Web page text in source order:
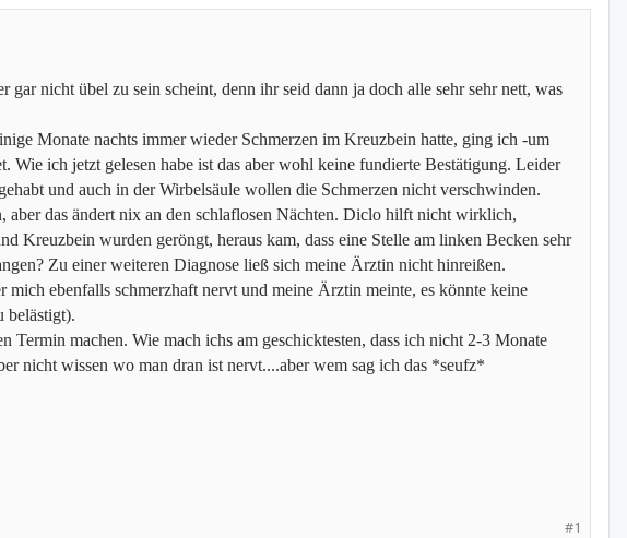
nicht übel zu sein scheint, denn ihr seid dann ja doch alle sehr sehr nett, was
Monate nachts immer wieder Schmerzen im Kreuzbein hatte, ging ich -um
ich jetzt gelesen habe ist das aber wohl keine fundierte Bestätigung. Leider
und auch in der Wirbelsäule wollen die Schmerzen nicht verschwinden.
das ändert nix an den schlaflosen Nächten. Diclo hilft nicht wirklich,
Kreuzbein wurden geröngt, heraus kam, dass eine Stelle am linken Becken sehr
Zu einer weiteren Diagnose ließ sich meine Ärztin nicht hinreißen.
ebenfalls schmerzhaft nervt und meine Ärztin meinte, es könnte keine
belästigt).
machen. Wie mach ichs am geschicktesten, dass ich nicht 2-3 Monate
nicht wissen wo man dran ist nervt....aber wem sag ich das *seufz*
#1